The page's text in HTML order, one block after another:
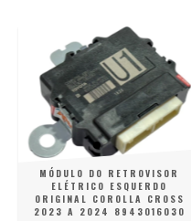
MÓDULO DO RETROVISOR
ELÉTRICO ESQUERDO
ORIGINAL COROLLA CROSS
2023 A 2024 8943016030